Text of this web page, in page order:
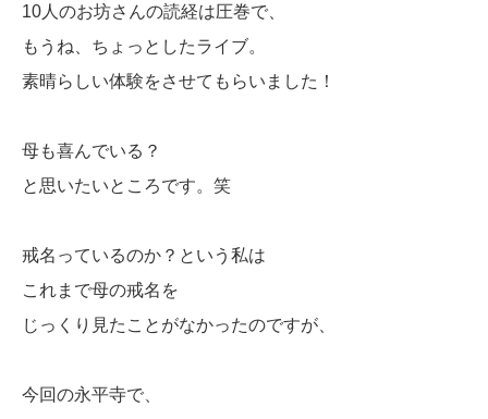
10人のお坊さんの読経は圧巻で、
もうね、ちょっとしたライブ。
素晴らしい体験をさせてもらいました！
母も喜んでいる？
と思いたいところです。笑
戒名っているのか？という私は
これまで母の戒名を
じっくり見たことがなかったのですが、
今回の永平寺で、